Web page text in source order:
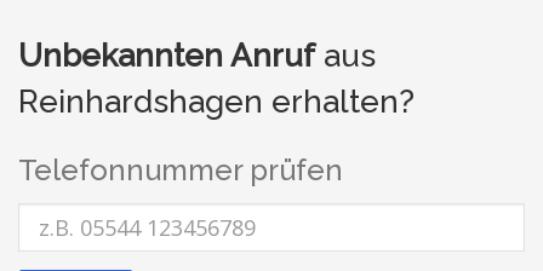
Unbekannten Anrufaus
Reinhardshagen erhalten?
Telefonnummer prüfen